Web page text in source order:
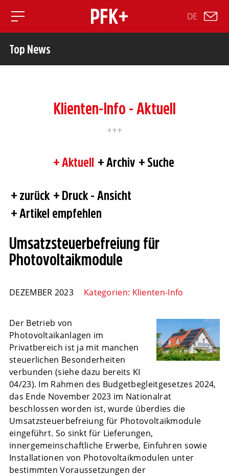
Toggle mobile navigation
DE
Top News
Klienten-Info - Aktuell
Aktuell Archiv Suche
zurück
Druck - Ansicht
Artikel empfehlen
Umsatzsteuerbefreiung für
Photovoltaikmodule
DEZEMBER 2023 Kategorien: Klienten-Info
Der Betrieb von
Photovoltaikanlagen im
Privatbereich ist ja mit manchen
steuerlichen Besonderheiten
verbunden (siehe dazu bereits KI
04/23). Im Rahmen des Budgetbegleitgesetzes 2024,
das Ende November 2023 im Nationalrat
beschlossen worden ist, wurde überdies die
Umsatzsteuerbefreiung für Photovoltaikmodule
eingeführt. So sinkt für Lieferungen,
innergemeinschaftliche Erwerbe, Einfuhren sowie
Installationen von Photovoltaikmodulen unter
bestimmten Voraussetzungen der